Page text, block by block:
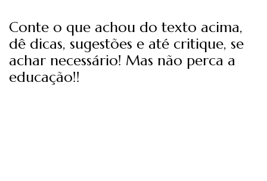
Conte o que achou do texto acima,
dê dicas, sugestões e até critique, se
achar necessário! Mas não perca a
educação!!